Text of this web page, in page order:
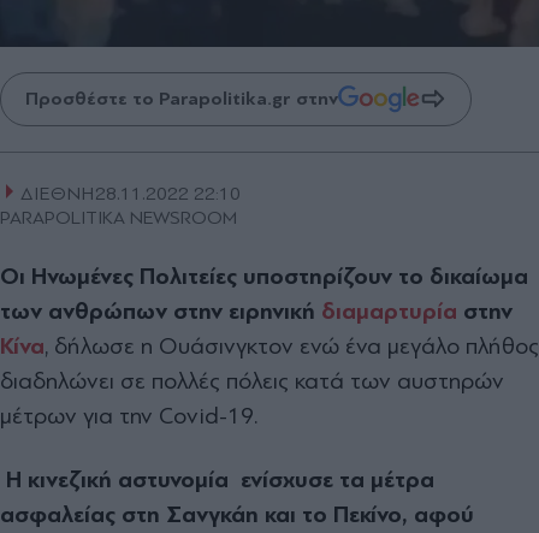
Προσθέστε το Parapolitika.gr στην
ΔΙΕΘΝΗ28.11.2022 22:10
PARAPOLITIKA NEWSROOM
Οι Ηνωμένες Πολιτείες υποστηρίζουν το δικαίωμα
των ανθρώπων στην ειρηνική διαμαρτυρία στην
Κίνα, δήλωσε η Ουάσινγκτον ενώ ένα μεγάλο πλήθος
διαδηλώνει σε πολλές πόλεις κατά των αυστηρών
μέτρων για την Covid-19.
Η κινεζική αστυνομία ενίσχυσε τα μέτρα
ασφαλείας στη Σανγκάη και το Πεκίνο, αφού